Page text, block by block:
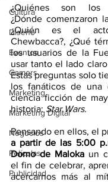
Cultura
Diseño
Eventos
Gamers
Marketing
Marketing Digital
Negocios
Películas
Publicidad
¿Quiénes son los
¿Dónde comenzaron
¿Quién es el
Chewbacca?, ¿Qué
los usuarios de la
usar tanto el lado
Estas preguntas solo
los fanáticos de una
ciencia ficción de
historia: Star Wars.
Pensando en ellos, el
a partir de las 5:00
Domo de Maloka un
el fin de celebrar,